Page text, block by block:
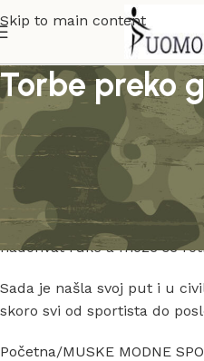
Skip to main content
Torbe preko
Jedna od najspecifičnijih
popularnih su modeli torbi
Ove torbe je prvi put
bezbednosti zbog njene
Ona je odličan štit jer se
nadohvat ruke a moze se
Sada je našla svoj put i u
skoro svi od sportista do
Početna MUSKE MODNE